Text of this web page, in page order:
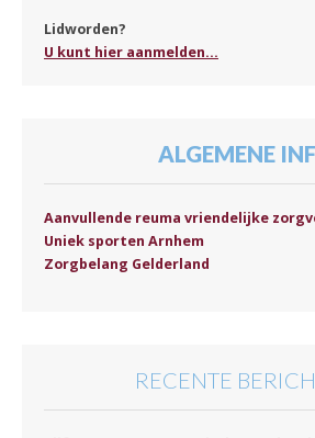
Lidworden?
U kunt hier aanmelden...
ALGEMENE
Aanvullende reuma vriendelijke
Uniek sporten Arnhem
Zorgbelang Gelderland
RECENTE